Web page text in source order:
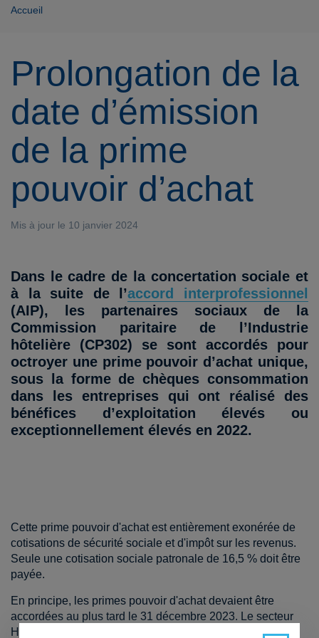
Accueil
Prolongation de la
date d’émission
de la prime
pouvoir d’achat
Mis à jour le 10 janvier 2024
Dans le cadre de la concertation sociale et
à la suite de l’accord interprofessionnel
(AIP), les partenaires sociaux de la
Commission paritaire de l’Industrie
hôtelière (CP302) se sont accordés pour
octroyer une prime pouvoir d’achat unique,
sous la forme de chèques consommation
dans les entreprises qui ont réalisé des
bénéfices d’exploitation élevés ou
exceptionnellement élevés en 2022.
Cette prime pouvoir d'achat est entièrement exonérée de
cotisations de sécurité sociale et d'impôt sur les revenus.
Seule une cotisation sociale patronale de 16,5 % doit être
payée.
En principe, les primes pouvoir d'achat devaient être
accordées au plus tard le 31 décembre 2023. Le secteur
Horeca ayant conclu l’accord sectoriel le 07 décembre, il